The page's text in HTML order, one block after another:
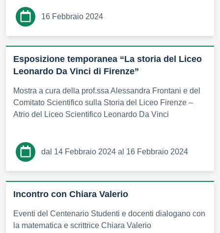
16 Febbraio 2024
Esposizione temporanea “La storia del Liceo
Leonardo Da Vinci di Firenze”
Mostra a cura della prof.ssa Alessandra Frontani e del
Comitato Scientifico sulla Storia del Liceo Firenze –
Atrio del Liceo Scientifico Leonardo Da Vinci
dal 14 Febbraio 2024 al 16 Febbraio 2024
Incontro con Chiara Valerio
Eventi del Centenario Studenti e docenti dialogano con
la matematica e scrittrice Chiara Valerio